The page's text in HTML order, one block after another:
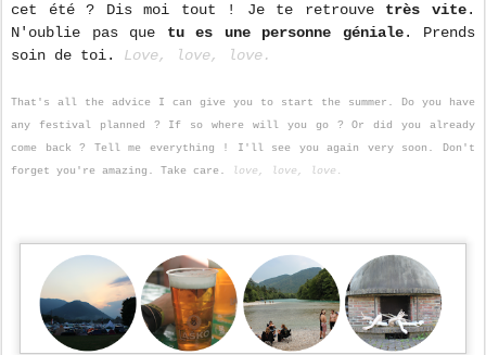
cet été ? Dis moi tout ! Je te retrouve très vite.
N'oublie pas que tu es une personne géniale. Prends
soin de toi.
Love, love, love.
That's all the advice I can give you to start the summer. Do you have
any festival planned ? If so where will you go ? Or did you already
come back ? Tell me everything ! I'll see you again very soon. Don't
forget you're amazing. Take care.
love, love, love.